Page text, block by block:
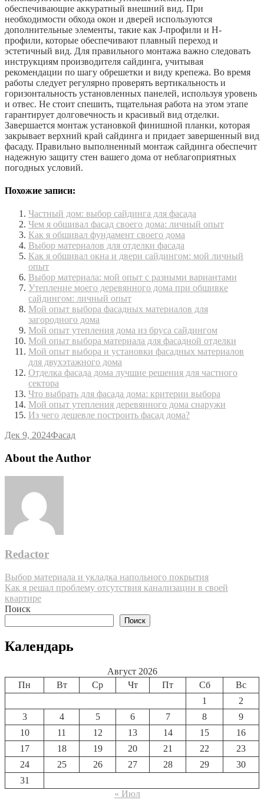
обеспечивающие аккуратный внешний вид. При
необходимости обхода окон и дверей используются
дополнительные элементы, такие как J-профили и Н-
профили, которые обеспечивают плавный переход и
эстетичный вид. Для правильного монтажа важно следовать
инструкциям производителя сайдинга, учитывая
рекомендации по шагу обрешетки и виду крепежа. Во время
работы следует регулярно проверять вертикальность и
горизонтальность установленных панелей, используя уровень
и отвес. Не стоит спешить, тщательная работа на этом этапе
гарантирует долговечность и красивый вид отделки.
Завершается монтаж установкой финишной планки, которая
закрывает верхний край сайдинга и придает завершенный вид
фасаду. Правильно выполненный монтаж сайдинга обеспечит
надежную защиту стен вашего дома от неблагоприятных
погодных условий.
Похожие записи:
Частный дом: выбор сайдинга для фасада
Чем я обшивал фасад своего дома: личный опыт
Как я обшивал фундамент своего дома
Выбор материалов для отделки фасада
Как я обшивал окна и двери сайдингом: мой личный
опыт
Выбор материала: мой опыт с разными вариантами
Утепление моего деревянного дома при обшивке
сайдингом: личный опыт
Мой опыт выбора фасадных материалов для
загородного дома
Мой опыт утепления дома из бруса сайдингом
Мой опыт выбора материала для фасадной отделки
Мой опыт выбора и установки фасадных материалов
для двухэтажного дома
Отделка фасада дома лучшие решения для частного
сектора
Что выбрать для фасада дома: критерии выбора
Мой опыт утепления деревянного дома снаружи
Из чего дешевле построить фасад дома?
Дек 9, 2024Фасад
About the Author
Redactor
Навигация
по
записям
Выбор материала и укладка напольного покрытия
Как я решал проблему отсутствия канализации в своей
квартире
Поиск
Поиск
Календарь
Август 2026
Пн
Вт Ср Чт Пт Сб
Вс
1
2
3
4 5 6 7 8
9
10
11 12 13 14 15
16
17
18 19 20 21 22
23
24
25 26 27 28 29
30
31
« Июл